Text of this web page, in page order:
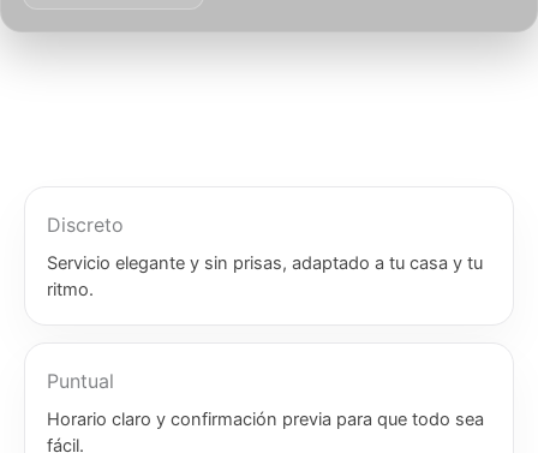
Discreto
Servicio elegante y sin prisas, adaptado a tu casa y tu
ritmo.
Puntual
Horario claro y confirmación previa para que todo sea
fácil.